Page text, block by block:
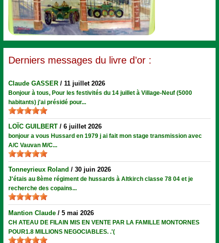
Derniers messages du livre d’or :
Claude GASSER /11 juillet 2026
Bonjour à tous, Pour les festivités du 14 juillet à Village-Neuf (5000
habitants) j'ai présidé pour...
LOÏC GUILBERT /6 juillet 2026
bonjour a vous Hussard en 1979 j ai fait mon stage transmission avec
A/C Vauvan M/C...
Tonneyrieux Roland /30 juin 2026
J'étais au 8ème régiment de hussards à Altkirch classe 78 04 et je
recherche des copains...
Mantion Claude /5 mai 2026
CH ATEAU DE FILAIN MIS EN VENTE PAR LA FAMILLE MONTORNES
POUR1.8 MILLIONS NEGOCIABLES. .'(